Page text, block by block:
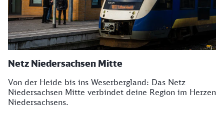
Netz Niedersachsen Mitte
Von der Heide bis ins Weserbergland: Das Netz
Niedersachsen Mitte verbindet deine Region im Herzen
Niedersachsens.